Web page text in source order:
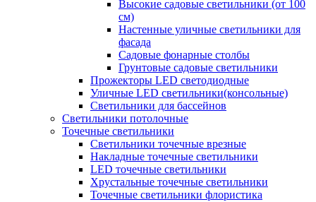
Высокие садовые светильники (от 100
см)
Настенные уличные светильники для
фасада
Садовые фонарные столбы
Грунтовые садовые светильники
Прожекторы LED светодиодные
Уличные LED светильники(консольные)
Светильники для бассейнов
Светильники потолочные
Точечные светильники
Светильники точечные врезные
Накладные точечные светильники
LED точечные светильники
Хрустальные точечные светильники
Точечные светильники флористика